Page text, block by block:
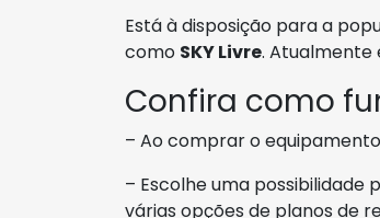
Está à disposição para a
como SKY Livre. Atualmente
Confira como
– Ao comprar o
– Escolhe uma
várias opções de planos de